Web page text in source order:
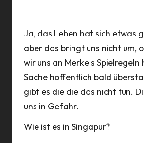
Ja, das Leben hat sich etwas
aber das bringt uns nicht um,
wir uns an Merkels
Sache hoffentlich bald
gibt es die die das nicht tun.
uns in Gefahr.
Wie ist es in Singapur?